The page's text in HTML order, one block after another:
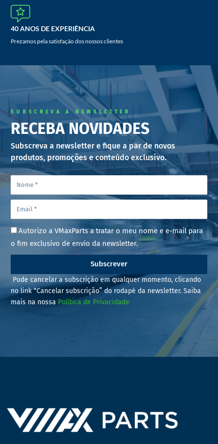
40 ANOS DE EXPERIÊNCIA
Prezamos pela satisfação dos nossos clientes
SUBSCREVA A NEWSLETTER
RECEBA NOVIDADES
Subscreva a newsletter e fique a par de novos
produtos, promoções e conteúdo exclusivo.
Autorizo a VMaxParts a tratar o meu nome e e-mail para
o fim exclusivo de envio da newsletter.
Subscrever
Pode cancelar a subscrição em qualquer momento, clicando
no link “Cancelar subscrição” do rodapé da newsletter. Saiba
mais na nossa Política de Privacidade